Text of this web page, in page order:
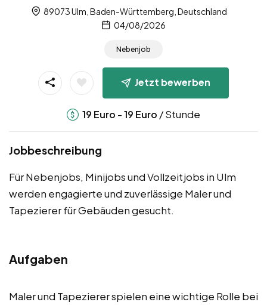
89073 Ulm, Baden-Württemberg, Deutschland
04/08/2026
Nebenjob
Jetzt bewerben
19 Euro -19 Euro / Stunde
Jobbeschreibung
Für Nebenjobs, Minijobs und Vollzeitjobs in Ulm
werden engagierte und zuverlässige Maler und
Tapezierer für Gebäuden gesucht.
Aufgaben
Maler und Tapezierer spielen eine wichtige Rolle bei